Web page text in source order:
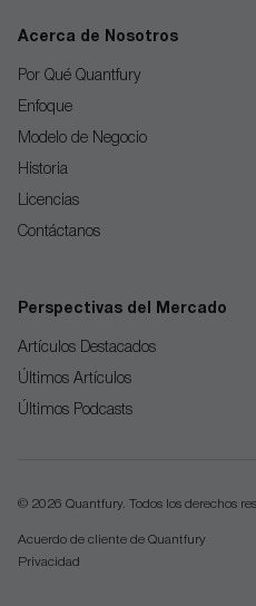
Acerca de Nosotros
Por Qué Quantfury
Enfoque
Modelo de Negocio
Historia
Licencias
Contáctanos
Perspectivas del Mercado
Artículos Destacados
Últimos Artículos
Últimos Podcasts
© 2026 Quantfury. Todos los derechos
Acuerdo de сliente de Quantfury
Privacidad